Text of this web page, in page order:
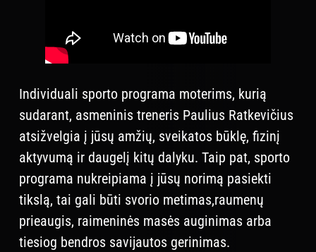
Individuali sporto programa moterims, kurią
sudarant, asmeninis treneris Paulius Ratkevičius
atsižvelgia į jūsų amžių, sveikatos būklę, fizinį
aktyvumą ir daugelį kitų dalyku. Taip pat, sporto
programa nukreipiama į jūsų norimą pasiekti
tikslą, tai gali būti svorio metimas,raumenų
prieaugis, raimeninės masės auginimas arba
tiesiog bendros savijautos gerinimas.